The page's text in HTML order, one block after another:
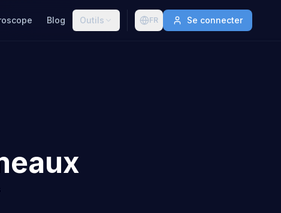
Blog Outils FR Se connecter